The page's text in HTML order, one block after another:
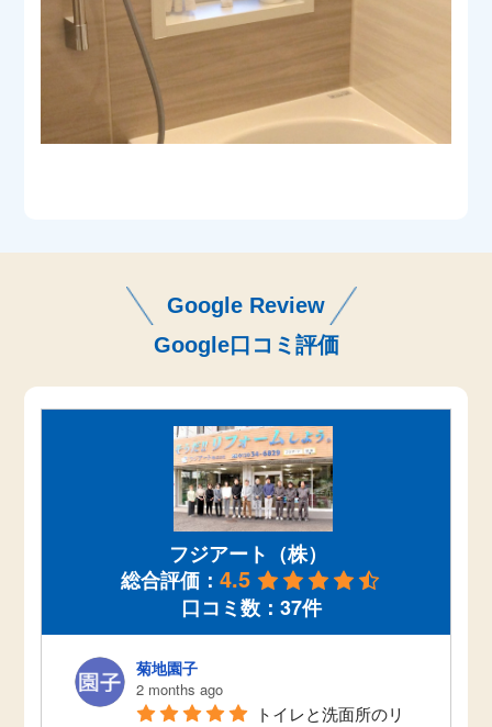
Google Review
Google口コミ評価
フジアート（株）
総合評価： 4.5
口コミ数：37件
菊地園子
2 months ago
トイレと洗面所のリ